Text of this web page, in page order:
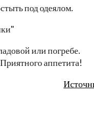
под одеялом.
или погребе.
аппетита!